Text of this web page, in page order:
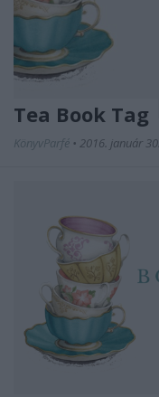
Tea Book Tag
KönyvParfé • 2016. január 30.